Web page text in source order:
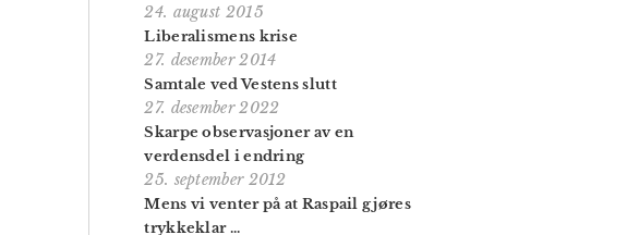
24. august 2015
Liberalismens krise
27. desember 2014
Samtale ved Vestens slutt
27. desember 2022
Skarpe observasjoner av en
verdensdel i endring
25. september 2012
Mens vi venter på at Raspail gjøres
trykkeklar ...